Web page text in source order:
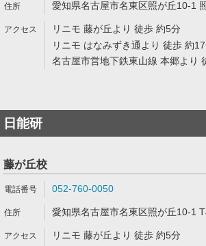
愛知県名古屋市名東区照が丘10-1
リニモ 藤が丘より 徒歩 約5分
リニモ はなみずき通より 徒歩 約
名古屋市営地下鉄東山線 本郷より
日能研
藤が丘校
052-760-0050
愛知県名古屋市名東区照が丘10-1
リニモ 藤が丘より 徒歩 約5分